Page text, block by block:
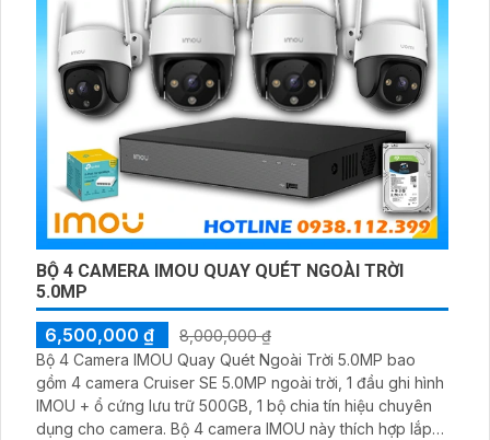
BỘ 4 CAMERA IMOU QUAY QUÉT NGOÀI TRỜI
5.0MP
6,500,000 ₫
8,000,000 ₫
Bộ 4 Camera IMOU Quay Quét Ngoài Trời 5.0MP bao
gồm 4 camera Cruiser SE 5.0MP ngoài trời, 1 đầu ghi hình
IMOU + ổ cứng lưu trữ 500GB, 1 bộ chia tín hiệu chuyên
dụng cho camera. Bộ 4 camera IMOU này thích hợp lắp